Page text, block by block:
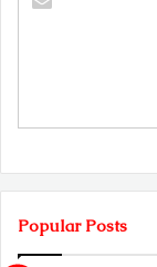
Popular Posts